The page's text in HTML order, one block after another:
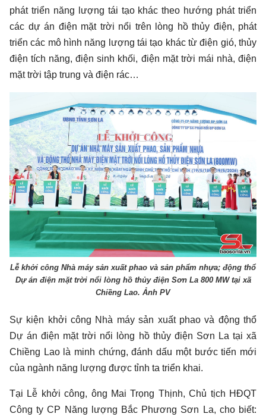
phát triển năng lượng tái tạo khác theo hướng phát triển
các dự án điện mặt trời nổi trên lòng hồ thủy điện, phát
triển các mô hình năng lượng tái tạo khác từ điện gió, thủy
điện tích năng, điện sinh khối, điện mặt trời mái nhà, điện
mặt trời tập trung và điện rác…
Lễ khởi công Nhà máy sản xuất phao và sản phẩm nhựa; động thổ
Dự án điện mặt trời nổi lòng hồ thủy điện Sơn La 800 MW tại xã
Chiềng Lao. Ảnh PV
Sự kiện khởi công Nhà máy sản xuất phao và động thổ
Dự án điện mặt trời nổi lòng hồ thủy điện Sơn La tại xã
Chiềng Lao là minh chứng, đánh dấu một bước tiến mới
của ngành năng lượng được tỉnh ta triển khai.
Tại Lễ khởi công, ông Mai Trọng Thịnh, Chủ tịch HĐQT
Công ty CP Năng lượng Bắc Phương Sơn La, cho biết: